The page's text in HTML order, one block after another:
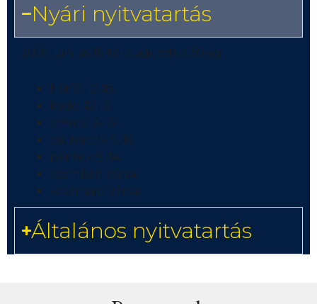
Nyári nyitvatartás
2026. június 15-től augusztus 30-ig:
hétfő: 12-18
kedd: 12-16
szerda: 9-16
csütörtök: 9-16
péntek: 9-14
szombat: zárva
vasárnap: zárva
Általános nyitvatartás